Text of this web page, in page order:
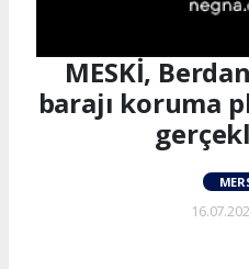
MESKİ,
barajı koruma